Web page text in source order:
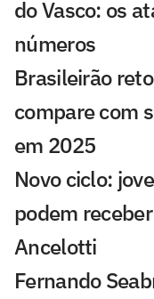
do Vasco: os
números
Brasileirão
compare com
em 2025
Novo ciclo:
podem
Ancelotti
Fernando